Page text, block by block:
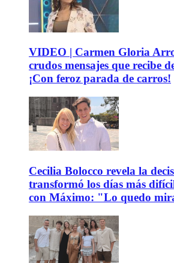
VIDEO | Carmen Gloria
crudos mensajes que recibe
¡Con feroz parada de carros!
Cecilia Bolocco revela la
transformó los días más
con Máximo: "Lo quedo